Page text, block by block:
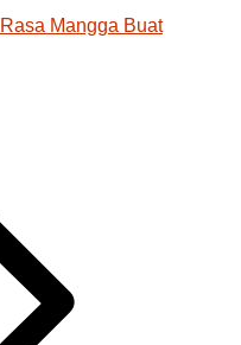
Mangga Buat